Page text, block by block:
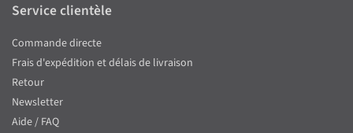
Service clientèle
Commande directe
Frais d'expédition et délais de livraison
Retour
Newsletter
Aide / FAQ